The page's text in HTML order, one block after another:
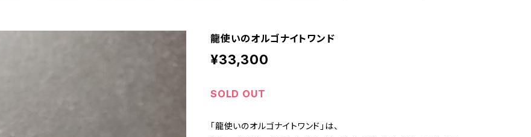
龍使いのオルゴナイトワンド
¥33,300
SOLD OUT
「龍使いのオルゴナイトワンド」は、